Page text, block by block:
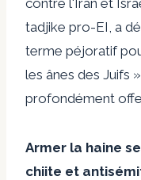
tadjike pro-EI, a
terme péjoratif
les ânes des Juifs
profondément
Armer la haine
chiite et